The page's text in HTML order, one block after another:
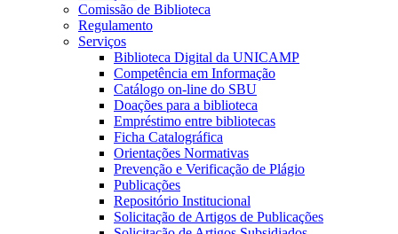
Comissão de Biblioteca
Regulamento
Serviços
Biblioteca Digital da UNICAMP
Competência em Informação
Catálogo on-line do SBU
Doações para a biblioteca
Empréstimo entre bibliotecas
Ficha Catalográfica
Orientações Normativas
Prevenção e Verificação de Plágio
Publicações
Repositório Institucional
Solicitação de Artigos de Publicações